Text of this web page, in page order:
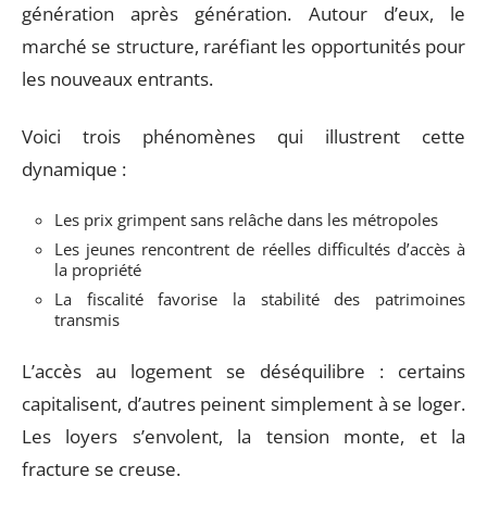
génération après génération. Autour d’eux, le
marché se structure, raréfiant les opportunités pour
les nouveaux entrants.
Voici trois phénomènes qui illustrent cette
dynamique :
Les prix grimpent sans relâche dans les métropoles
Les jeunes rencontrent de réelles difficultés d’accès à
la propriété
La fiscalité favorise la stabilité des patrimoines
transmis
L’accès au logement se déséquilibre : certains
capitalisent, d’autres peinent simplement à se loger.
Les loyers s’envolent, la tension monte, et la
fracture se creuse.